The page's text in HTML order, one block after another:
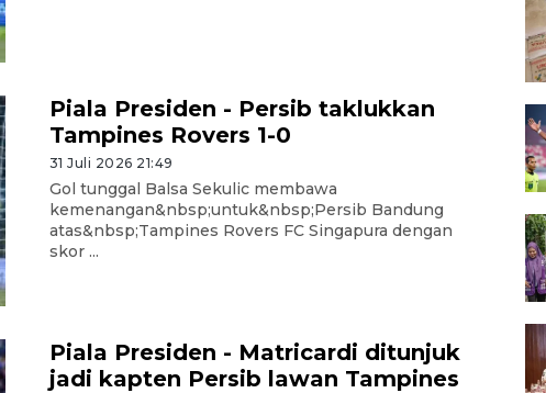
Piala Presiden - Persib taklukkan
Tampines Rovers 1-0
31 Juli 2026 21:49
Gol tunggal Balsa Sekulic membawa
kemenangan&nbsp;untuk&nbsp;Persib Bandung
atas&nbsp;Tampines Rovers FC Singapura dengan
skor ...
Piala Presiden - Matricardi ditunjuk
jadi kapten Persib lawan Tampines